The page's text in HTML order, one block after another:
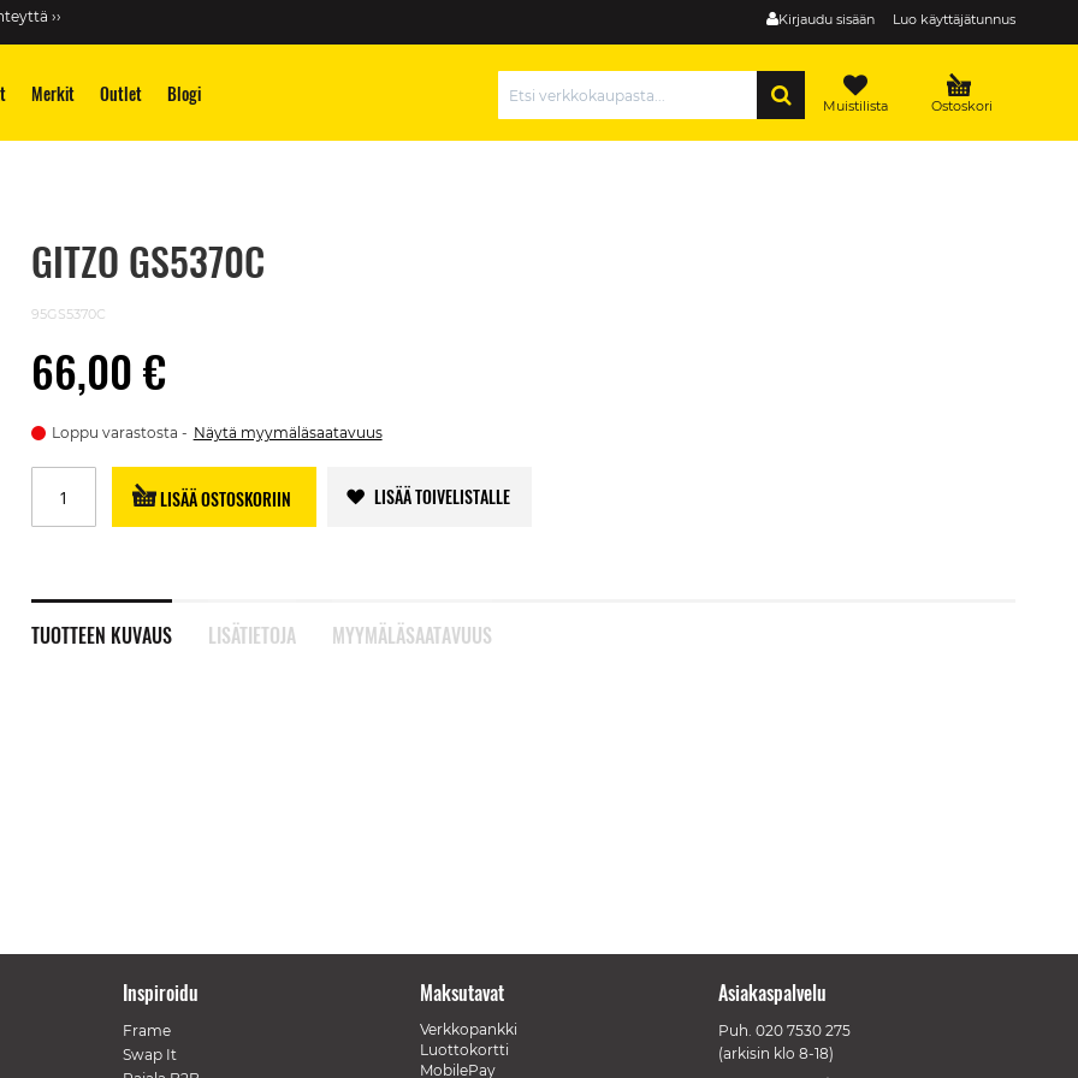
Kirjaudu sisään Luo käyttäjätunnus
››
Merkit Outlet Blogi Ostoskori
Muistilista
GITZO GS5370C
95GS5370C
66,00 €
Loppu varastosta Näytä myymäläsaatavuus
LISÄÄ OSTOSKORIIN LISÄÄ TOIVELISTALLE
TUOTTEEN KUVAUS LISÄTIETOJA MYYMÄLÄSAATAVUUS
Inspiroidu
Frame
Swap It
Maksutavat
Verkkopankki
Luottokortti
MobilePay
Asiakaspalvelu
Puh. 020 7530 275
(arkisin klo 8-18)